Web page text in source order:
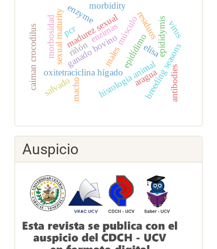
ganado bovino
oxitetraciclina hígado
músculo
riñón
residuos
histologia animal
caiman crocodilus epidídimo
macho
madurez sexual epididymis
breeding seasons
males
sexual maturity enzimas
salvado aragua
enzyme
elisa
morbosidad
antibodies
morbidity
virus
pcr
Auspicio